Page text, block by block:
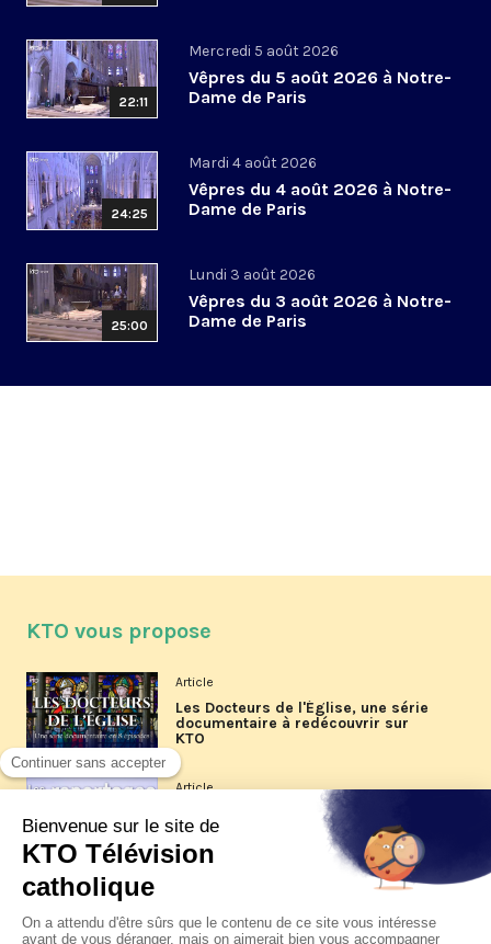
22:11
Mercredi 5 août 2026
Vêpres du 5 août 2026 à Notre-
Dame de Paris
24:25
Mardi 4 août 2026
Vêpres du 4 août 2026 à Notre-
Dame de Paris
25:00
Lundi 3 août 2026
Vêpres du 3 août 2026 à Notre-
Dame de Paris
KTO vous propose
Article
Les Docteurs de l'Église, une série
documentaire à redécouvrir sur
KTO
Article
Les reportages d'été 2026 de KTO
La visite pastorale du pape Léon
XIV à Assise à suivre sur KTO le